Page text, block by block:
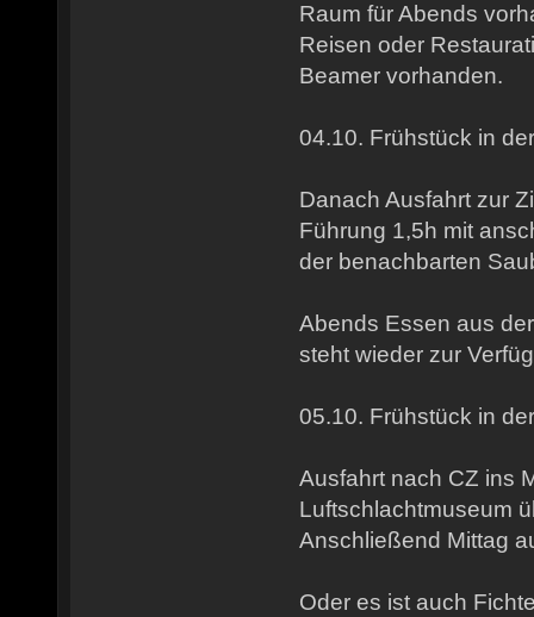
Raum für Abends
Reisen oder
Beamer vorhanden.
04.10. Frühstück in
Danach Ausfahrt zur
Führung 1,5h mit
der benachbarten
Abends Essen aus
steht wieder zur
05.10. Frühstück in
Ausfahrt nach CZ ins
Luftschlachtmuseum
Anschließend Mittag
Oder es ist auch